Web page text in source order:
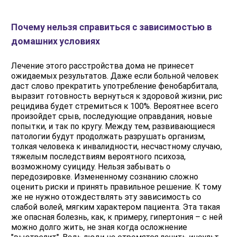
Почему нельзя справиться с зависимостью в
домашних условиях
Лечение этого расстройства дома не принесет
ожидаемых результатов. Даже если больной человек
даст слово прекратить употребление фенобарбитала,
выразит готовность вернуться к здоровой жизни,
рецидива будет стремиться к 100%. Вероятнее всего
произойдет срыв, последующие оправдания, новые
попытки, и так по кругу. Между тем, развивающиеся
патологии будут продолжать разрушать организм,
толкая человека к инвалидности, несчастному случаю,
тяжелым последствиям вероятного психоза,
возможному суициду. Нельзя забывать о
передозировке. Измененному сознанию сложно
оценить риски и принять правильное решение. К тому
же не нужно отождествлять эту зависимость со
слабой волей, мягким характером пациента. Эта такая
же опасная болезнь, как, к примеру, гипертония – с ней
можно долго жить, не зная когда осложнение